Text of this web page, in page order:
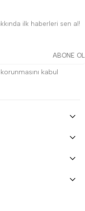
ilk haberleri sen al!
ABONE OL
korunmasını kabul